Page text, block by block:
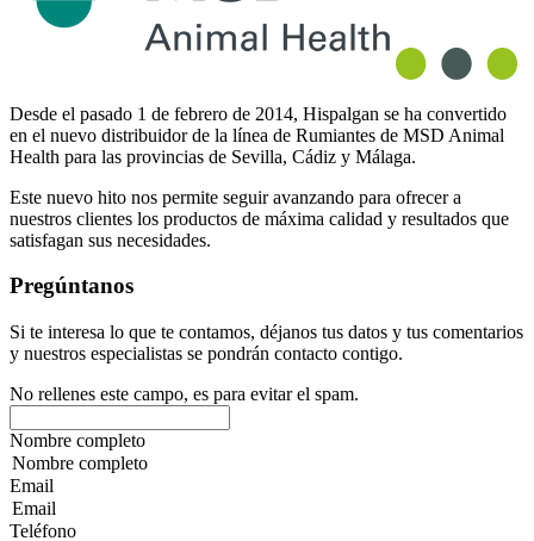
Desde el pasado 1 de febrero de 2014, Hispalgan se ha convertido
en el nuevo distribuidor de la línea de Rumiantes de MSD Animal
Health para las provincias de Sevilla, Cádiz y Málaga.
Este nuevo hito nos permite seguir avanzando para ofrecer a
nuestros clientes los productos de máxima calidad y resultados que
satisfagan sus necesidades.
Pregúntanos
Si te interesa lo que te contamos, déjanos tus datos y tus comentarios
y nuestros especialistas se pondrán contacto contigo.
No rellenes este campo, es para evitar el spam.
Nombre completo
Email
Teléfono